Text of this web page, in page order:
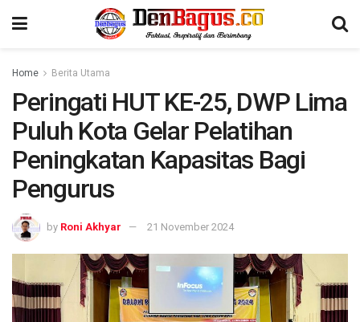
Home Berita Utama
Peringati HUT KE-25, DWP Lima
Puluh Kota Gelar Pelatihan
Peningkatan Kapasitas Bagi
Pengurus
by Roni Akhyar 21 November 2024